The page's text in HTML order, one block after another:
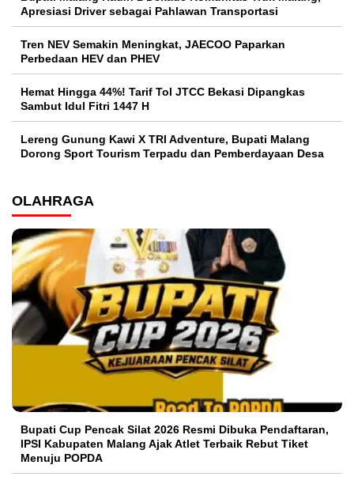
Apresiasi Driver sebagai Pahlawan Transportasi
Tren NEV Semakin Meningkat, JAECOO Paparkan
Perbedaan HEV dan PHEV
Hemat Hingga 44%! Tarif Tol JTCC Bekasi Dipangkas
Sambut Idul Fitri 1447 H
Lereng Gunung Kawi X TRI Adventure, Bupati Malang
Dorong Sport Tourism Terpadu dan Pemberdayaan Desa
OLAHRAGA
Bupati Cup Pencak Silat 2026 Resmi Dibuka Pendaftaran,
IPSI Kabupaten Malang Ajak Atlet Terbaik Rebut Tiket
Menuju POPDA